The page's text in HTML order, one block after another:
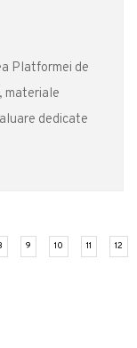
Platformei de
materiale
dedicate
(current)
9 (current)
10 (current)
11 (current)
12